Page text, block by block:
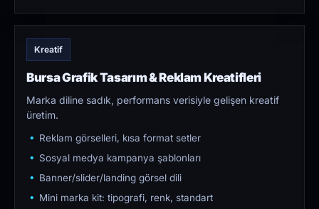
Kreatif
Bursa Grafik Tasarım & Reklam Kreatifleri
Marka diline sadık, performans verisiyle gelişen kreatif
üretim.
Reklam görselleri, kısa format setler
Sosyal medya kampanya şablonları
Banner/slider/landing görsel dili
Mini marka kit: tipografi, renk, standart